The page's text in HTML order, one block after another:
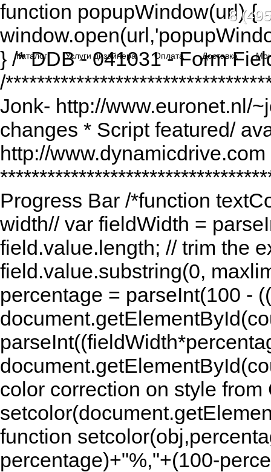
function popupWindow(url) {
} /* DDB - 041031 - Form
/
Jonk- http://www.euronet.nl/
changes * Script featured/
http://
Progress Bar /*function
width// var fieldWidth =
field.value.length; // trim the
field.value.substring(0,
percentage = parseInt(100 -
color correction on style
function
percentage)+"%,"+(100-
8
Каталог Услуги дизайнера Оплата Доставка